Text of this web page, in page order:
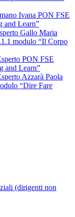
Ivana PON FSE
and Learn”
Gallo Maria
modulo “Il Corpo
PON FSE
and Learn”
Azzarà Paola
“Dire Fare
(dirigenti non